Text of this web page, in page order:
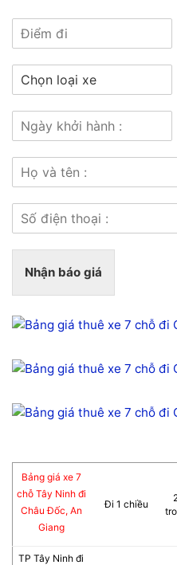
Nhận báo giá
Bảng giá xe 7
chỗ Tây Ninh đi
Châu Đốc, An
Giang
Đi 1 chiều
TP Tây Ninh đi